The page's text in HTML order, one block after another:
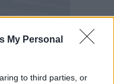
My Personal
to third parties, or